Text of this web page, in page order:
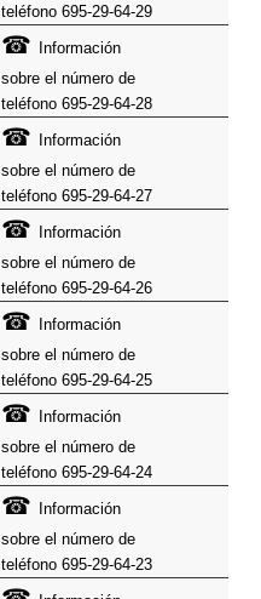
teléfono 695-29-64-29
☎ Información
sobre el número de
teléfono 695-29-64-28
☎ Información
sobre el número de
teléfono 695-29-64-27
☎ Información
sobre el número de
teléfono 695-29-64-26
☎ Información
sobre el número de
teléfono 695-29-64-25
☎ Información
sobre el número de
teléfono 695-29-64-24
☎ Información
sobre el número de
teléfono 695-29-64-23